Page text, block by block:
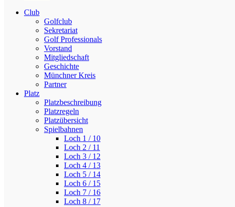
Club
Golfclub
Sekretariat
Golf Professionals
Vorstand
Mitgliedschaft
Geschichte
Münchner Kreis
Partner
Platz
Platzbeschreibung
Platzregeln
Platzübersicht
Spielbahnen
Loch 1 / 10
Loch 2 / 11
Loch 3 / 12
Loch 4 / 13
Loch 5 / 14
Loch 6 / 15
Loch 7 / 16
Loch 8 / 17